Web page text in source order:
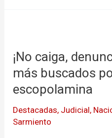
¡No caiga,
más buscados
escopolamina
Destacadas, Judicial,
Sarmiento
denuncie!
Estos
más
buscados